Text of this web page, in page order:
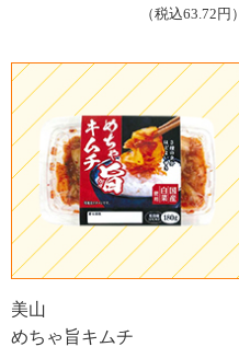
（税込63.72円）
美山
めちゃ旨キムチ